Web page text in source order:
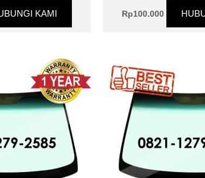
KAMI Rp100.000